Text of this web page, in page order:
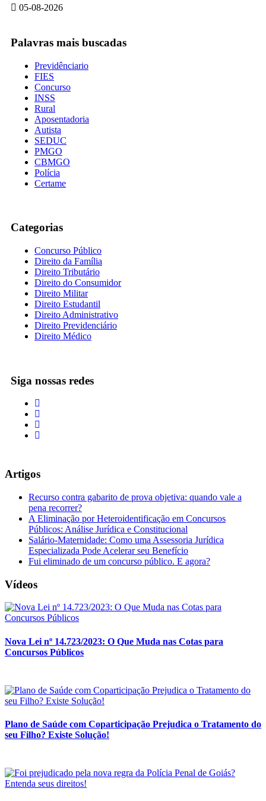
05-08-2026
Palavras mais buscadas
Previdênciario
FIES
Concurso
INSS
Rural
Aposentadoria
Autista
SEDUC
PMGO
CBMGO
Polícia
Certame
Categorias
Concurso Público
Direito da Família
Direito Tributário
Direito do Consumidor
Direito Militar
Direito Estudantil
Direito Administrativo
Direito Previdenciário
Direito Médico
Siga nossas redes
Artigos
Recurso contra gabarito de prova objetiva: quando vale a
pena recorrer?
A Eliminação por Heteroidentificação em Concursos
Públicos: Análise Jurídica e Constitucional
Salário-Maternidade: Como uma Assessoria Jurídica
Especializada Pode Acelerar seu Benefício
Fui eliminado de um concurso público. E agora?
Vídeos
Nova Lei nº 14.723/2023: O Que Muda nas Cotas para
Concursos Públicos
Plano de Saúde com Coparticipação Prejudica o Tratamento do
seu Filho? Existe Solução!